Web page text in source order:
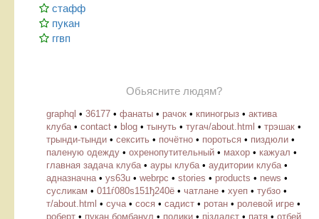
стафф
пукан
ггвп
Обьясните людям?
graphql • 36177 • фанаты • рачок • кпиногрыз • актива
клуба • contact • blog • тынуть • тугач/about.html • трэшак •
трынди-тынди • сексить • почётно • пороться • пиздюли •
паленую одежду • охренопутительный • махор • кажуал •
главная задача клуба • ауры клуба • аудитории клуба •
адназначна • ys63u • webrpc • stories • products • news •
cусликам • 011ѓ080ѕ151ђ240ё • чатлане • хуеп • тубзо •
т/about.html • суча • сося • садист • ротан • ролевой игре •
роберт • пукан бомбанул • полики • піздалєт • патя • отбей